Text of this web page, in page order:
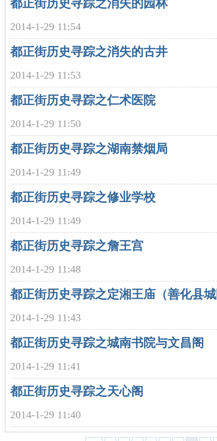
库
长
沙
文
都正街历史寻踪之消失的园林
2014-1-29 11:54
都正街历史寻踪之消失的古井
2014-1-29 11:53
都正街历史寻踪之仁术医院
2014-1-29 11:50
都正街历史寻踪之湖南禁烟局
2014-1-29 11:49
都正街历史寻踪之修业学校
2014-1-29 11:49
都正街历史寻踪之詹王宫
2014-1-29 11:48
都正街历史寻踪之定湘王庙（善化县
2014-1-29 11:43
都正街历史寻踪之城南书院与文昌阁
2014-1-29 11:41
都正街历史寻踪之天心阁
2014-1-29 11:40